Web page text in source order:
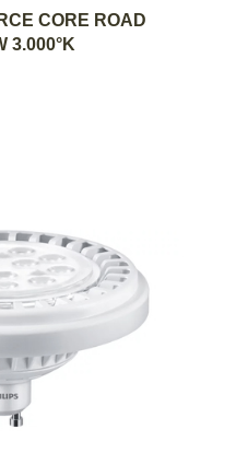
CARRITO
CORE ROAD
3.000°K